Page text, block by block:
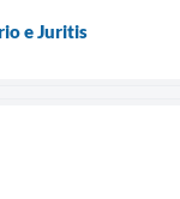
e Juritis